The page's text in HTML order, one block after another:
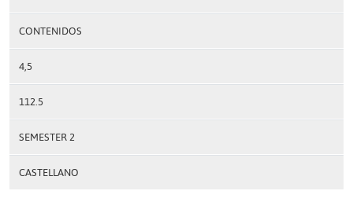
CONTENIDOS
4,5
112.5
SEMESTER 2
CASTELLANO